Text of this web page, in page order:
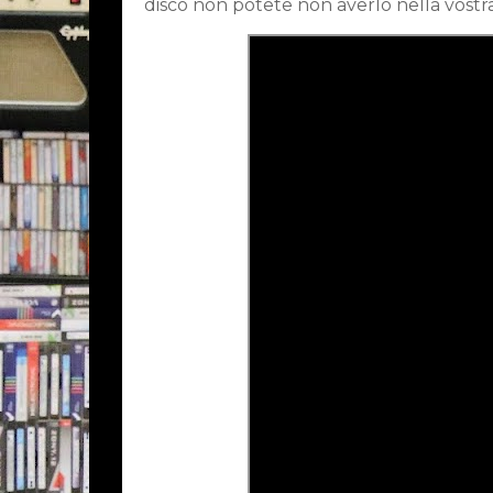
disco non potete non averlo nella